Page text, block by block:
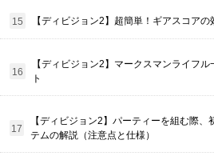
【ディビジョン2】超簡単！ギアスコア
【ディビジョン2】マークスマンライフ
ト
【ディビジョン2】パーティーを組む際
テムの解説（注意点と仕様）